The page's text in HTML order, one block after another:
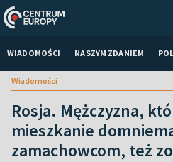
WIADOMOŚCI NASZYM ZDANIEM
Wiadomości
Rosja. Mężczyzna,
mieszkanie
zamachowcom, też